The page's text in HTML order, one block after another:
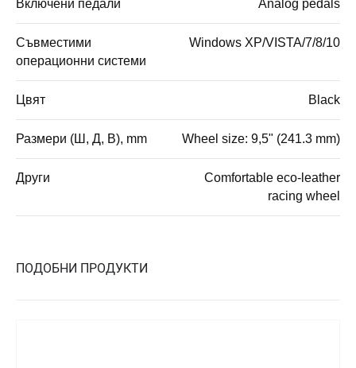
Включени педали Analog pedals
Съвместими
операционни системи
Windows XP/VISTA/7/8/10
Цвят Black
Размери (Ш, Д, В), mm Wheel size: 9,5" (241.3 mm)
Други
Comfortable eco-leather
racing wheel
ПОДОБНИ ПРОДУКТИ